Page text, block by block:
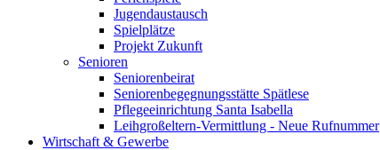
Jugendaustausch
Spielplätze
Projekt Zukunft
Senioren
Seniorenbeirat
Seniorenbegegnungsstätte Spätlese
Pflegeeinrichtung Santa Isabella
Leihgroßeltern-Vermittlung - Neue Rufnummer
Wirtschaft & Gewerbe